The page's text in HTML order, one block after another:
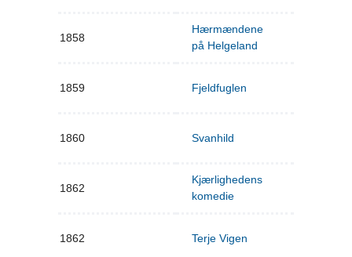
1858
Hærmændene
på Helgeland
1859 Fjeldfuglen
1860 Svanhild
1862
Kjærlighedens
komedie
1862 Terje Vigen